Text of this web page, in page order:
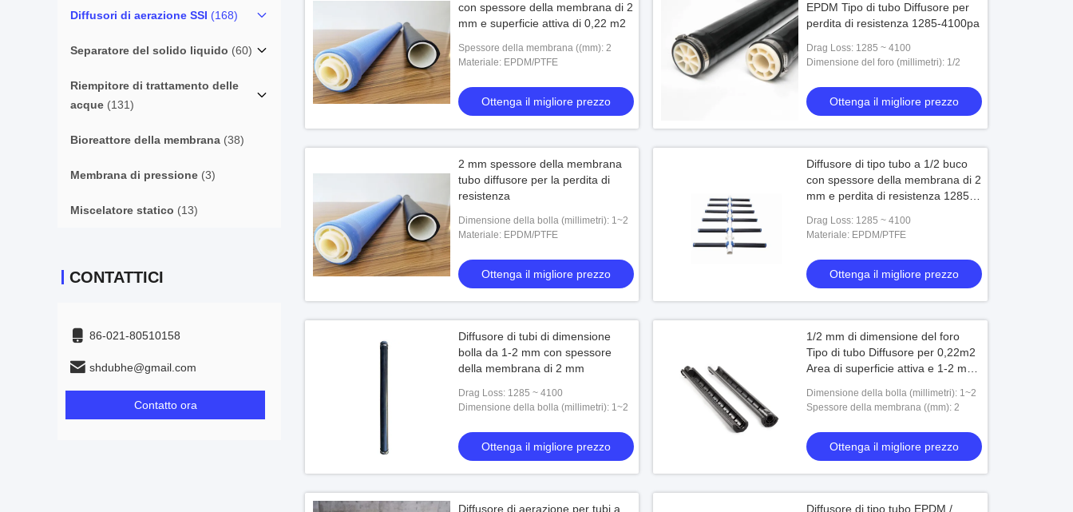
Diffusori di aerazione SSI (168)
Separatore del solido liquido (60)
Riempitore di trattamento delle
acque (131)
Bioreattore della membrana (38)
Membrana di pressione (3)
Miscelatore statico (13)
CONTATTICI
86-021-80510158
shdubhe@gmail.com
Contatto ora
con spessore della membrana di 2
mm e superficie attiva di 0,22 m2
Spessore della membrana ((mm): 2
Materiale: EPDM/PTFE
Ottenga il migliore prezzo
EPDM Tipo di tubo Diffusore per
perdita di resistenza 1285-4100pa
Drag Loss: 1285 ~ 4100
Dimensione del foro (millimetri): 1/2
Ottenga il migliore prezzo
2 mm spessore della membrana
tubo diffusore per la perdita di
resistenza
Dimensione della bolla (millimetri): 1~2
Materiale: EPDM/PTFE
Ottenga il migliore prezzo
Diffusore di tipo tubo a 1/2 buco
con spessore della membrana di 2
mm e perdita di resistenza 1285-
Drag Loss: 1285 ~ 4100
Materiale: EPDM/PTFE
Ottenga il migliore prezzo
Diffusore di tubi di dimensione
bolla da 1-2 mm con spessore
della membrana di 2 mm
Drag Loss: 1285 ~ 4100
Dimensione della bolla (millimetri): 1~2
Ottenga il migliore prezzo
1/2 mm di dimensione del foro
Tipo di tubo Diffusore per 0,22m2
Area di superficie attiva e 1-2 mm
Dimensione della bolla (millimetri): 1~2
Spessore della membrana ((mm): 2
Ottenga il migliore prezzo
Diffusore di aerazione per tubi a
Diffusore di tipo tubo EPDM /